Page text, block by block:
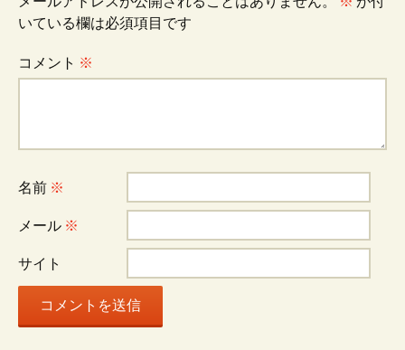
ゲ
ー
シ
ョ
ン
いている欄は必須項目です
コメント ※
名前 ※
メール ※
サイト